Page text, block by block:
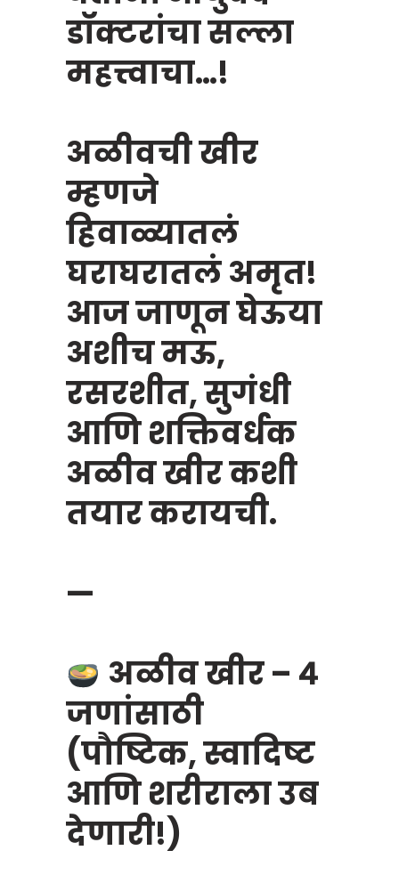
डॉक्टरांचा सल्ला
महत्त्वाचा…!
अळीवची खीर
म्हणजे
हिवाळ्यातलं
घराघरातलं अमृत!
आज जाणून घेऊया
अशीच मऊ,
रसरशीत, सुगंधी
आणि शक्तिवर्धक
अळीव खीर कशी
तयार करायची.
—
अळीव खीर – ४
जणांसाठी
(पौष्टिक, स्वादिष्ट
आणि शरीराला उब
देणारी!)